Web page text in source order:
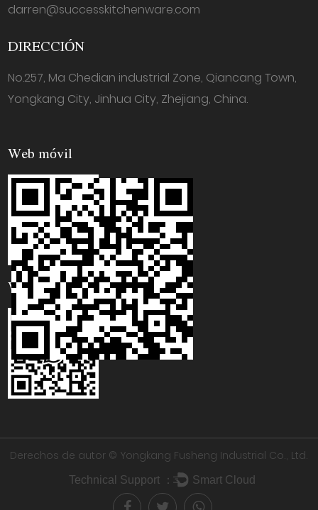
darren@successkitchenware.com
DIRECCIÓN
No.257, Ma Chedian industrial Zone, Qiancang Town,
Yongkang City, Jinhua City, Zhejiang, China.
Web móvil
WhatsApp
Derechos de autor © Yongkang Fusheng Industrial Co., Ltd.
Technical Support ： Smart Cloud